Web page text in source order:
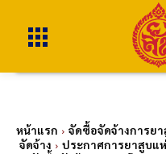
หน้าแรก จัดซื้อจัดจ้างการย
จัดจ้าง
ประกาศการยาสูบแ